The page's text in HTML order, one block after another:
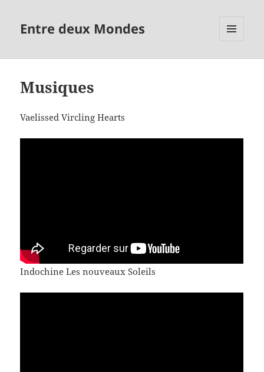
Entre deux Mondes
Musiques
Vaelissed Vircling Hearts
Indochine Les nouveaux Soleils